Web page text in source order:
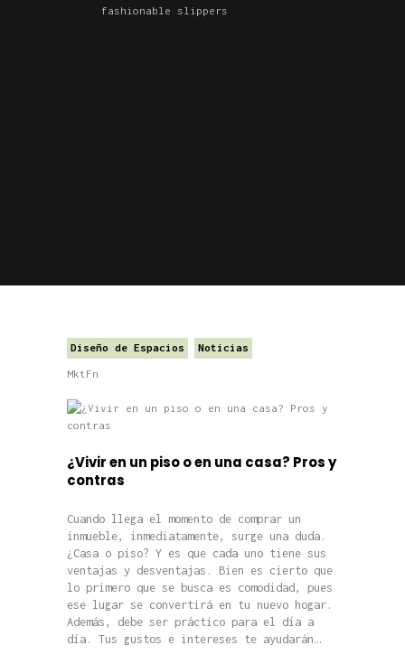
fashionable slippers
Diseño de Espacios Noticias
MktFn
¿Vivir en un piso o en una casa? Pros y
contras
Cuando llega el momento de comprar un
inmueble, inmediatamente, surge una duda.
¿Casa o piso? Y es que cada uno tiene sus
ventajas y desventajas. Bien es cierto que
lo primero que se busca es comodidad, pues
ese lugar se convertirá en tu nuevo hogar.
Además, debe ser práctico para el día a
día. Tus gustos e intereses te ayudarán…